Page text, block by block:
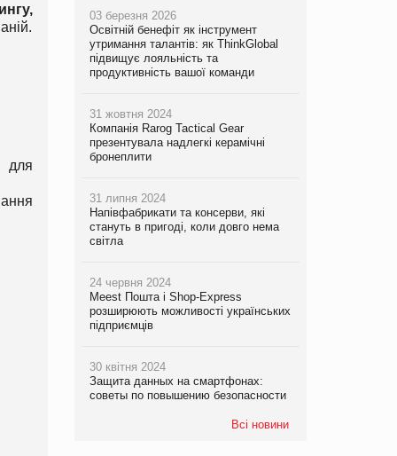
для
03 березня 2026
Освітній бенефіт як інструмент
утримання талантів: як ThinkGlobal
підвищує лояльність та
продуктивність вашої команди
31 жовтня 2024
Компанія Rarog Tactical Gear
презентувала надлегкі керамічні
бронеплити
31 липня 2024
Напівфабрикати та консерви, які
стануть в пригоді, коли довго нема
світла
24 червня 2024
Meest Пошта і Shop-Express
розширюють можливості українських
підприємців
30 квітня 2024
Защита данных на смартфонах:
советы по повышению безопасности
Всі новини